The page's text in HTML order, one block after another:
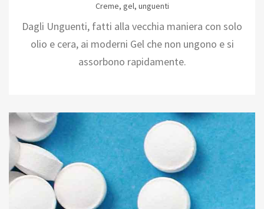
Creme, gel, unguenti
Dagli Unguenti, fatti alla vecchia maniera con solo
olio e cera, ai moderni Gel che non ungono e si
assorbono rapidamente.